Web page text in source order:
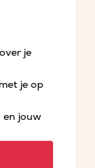
je
je op
en jouw